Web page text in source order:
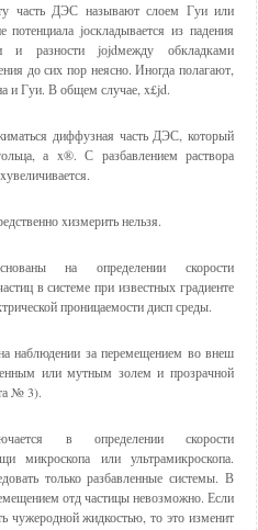
часть ДЭС называют слоем Гуи или
jоскладывается из падения
и разности jоjdмежду обкладками
до сих пор неясно. Иногда полагают,
и Гуи. В общем случае, x£jd.
диффузная часть ДЭС, который
а x®. С разбавлением раствора
xизмерить нельзя.
на определении скорости
в системе при известных градиенте
проницаемости дисп среды.
наблюдении за перемещением во внеш
или мутным золем и прозрачной
№ 3).
в определении скорости
микроскопа или ультрамикроскопа.
только разбавленные системы. В
отд частицы невозможно. Если
чужеродной жидкостью, то это изменит